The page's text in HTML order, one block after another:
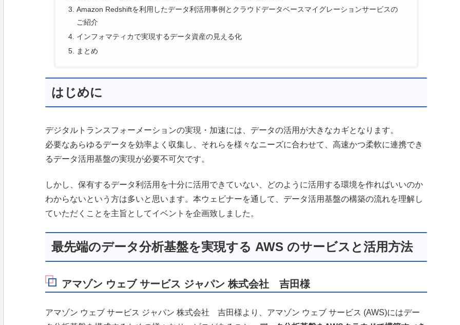
Amazon Redshiftを利用したデータ利活用事例とクラウドデータベースマイグレーションサービスの
ご紹介
インフォマティカで実現するデータ資産の見える化
まとめ
はじめに
デジタルトランスフォーメーションの実現・加速には、データの活用が大きなカギとなります。
必要なあらゆるデータを効率よく収集し、それらを様々なニーズに合わせて、高速かつ柔軟に連携でき
るデータ活用基盤の実現が必要不可欠です。
しかし、保有するデータ利活用を十分に活用できていない、どのように活用する環境を作ればいいのか
わからないという方は多いと思います。本ウェビナーを通して、データ活用基盤の構築の流れを理解し
ていただくことを主旨としてイベントを企画致しました。
最先端のデータ分析基盤を実現する AWS のサービスと活用方法
アマゾン ウェブ サービス ジャパン 株式会社 吉田様
アマゾン ウェブ サービス ジャパン 株式会社 吉田様より、アマゾン ウェブ サービス (AWS)にはデー